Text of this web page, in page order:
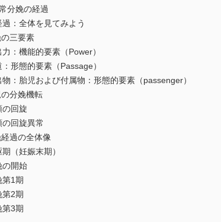
分娩の経過
：全体を見てみよう
三要素
機能的要素（Power）
態的要素（Passage）
胎児および付属物：形態的要素（passenger）
分娩機転
回旋
回旋異常
過の全体像
妊娠末期）
開始
1期
2期
3期